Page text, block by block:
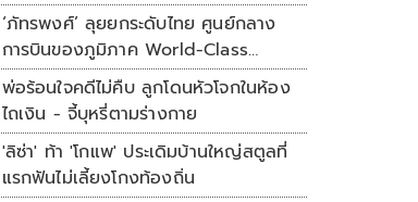
‘ภัทรพงศ์’ ลุยยกระดับไทย ศูนย์กลาง
การบินของภูมิภาค World-Class
Aviation Hub | ห้องข่าวไทยโพสต์สุด
สัปดาห์
พ่อร้อนใจคดีไม่คืบ ลูกโดนหัวโจกในห้อง
ไถเงิน - จี้บุหรี่ตามร่างกาย
'ลิซ่า' ท้า 'โกแพ' ประเดิมบ้านใหญ่สตูลที่
แรกฟันไม่เลี้ยงโกงท้องถิ่น